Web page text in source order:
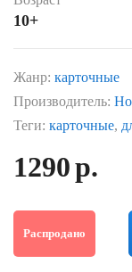
10+
Жанр: карточные
Производитель:
Теги: карточные,
1290р.
Распродано